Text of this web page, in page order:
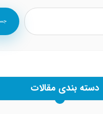
دسته بندی مقالات